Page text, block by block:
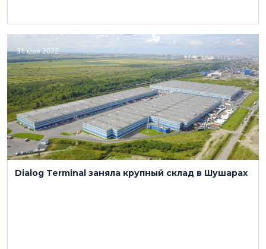
31 мая 2022
Dialog Terminal заняла крупный склад в Шушарах